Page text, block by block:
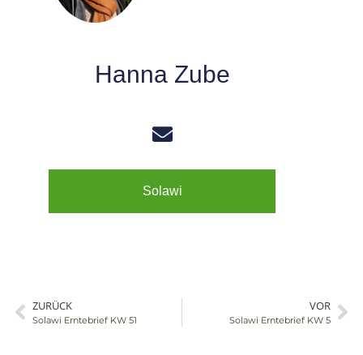
Hanna Zube
Externer Link
Solawi
ZURÜCK
Solawi Erntebrief KW 51
Externer Link
VOR
Solawi Erntebrief KW 5